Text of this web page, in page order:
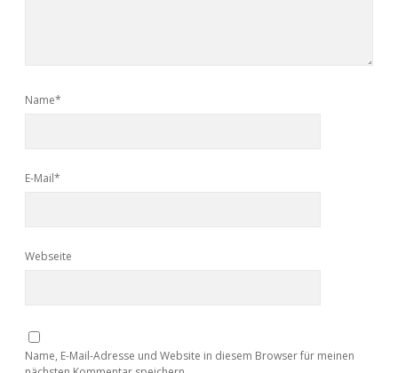
Name*
E-Mail*
Webseite
Name, E-Mail-Adresse und Website in diesem Browser für meinen